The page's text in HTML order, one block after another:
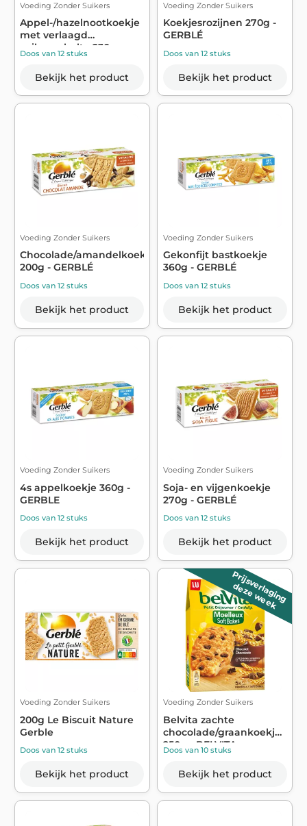
Voeding Zonder Suikers
Appel-/hazelnootkoekje
met verlaagd
suikergehalte 230...
Doos van 12 stuks
Bekijk het product
Voeding Zonder Suikers
Koekjesrozijnen 270g -
GERBLÉ
Doos van 12 stuks
Bekijk het product
Voeding Zonder Suikers
Chocolade/amandelkoekje
200g - GERBLÉ
Doos van 12 stuks
Bekijk het product
Voeding Zonder Suikers
Gekonfijt bastkoekje
360g - GERBLÉ
Doos van 12 stuks
Bekijk het product
Voeding Zonder Suikers
4s appelkoekje 360g -
GERBLE
Doos van 12 stuks
Bekijk het product
Voeding Zonder Suikers
Soja- en vijgenkoekje
270g - GERBLÉ
Doos van 12 stuks
Bekijk het product
Voeding Zonder Suikers
200g Le Biscuit Nature
Gerble
Doos van 12 stuks
Bekijk het product
Prijsverlaging
deze week
Voeding Zonder Suikers
Belvita zachte
chocolade/graankoekjes
250g - BELVITA
Doos van 10 stuks
Bekijk het product